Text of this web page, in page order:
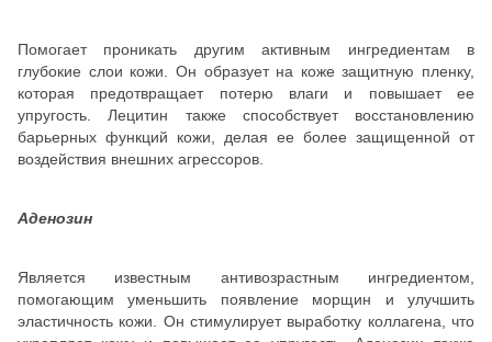
Помогает проникать другим активным ингредиентам в
глубокие слои кожи. Он образует на коже защитную пленку,
которая предотвращает потерю влаги и повышает ее
упругость. Лецитин также способствует восстановлению
барьерных функций кожи, делая ее более защищенной от
воздействия внешних агрессоров.
Аденозин
Является известным антивозрастным ингредиентом,
помогающим уменьшить появление морщин и улучшить
эластичность кожи. Он стимулирует выработку коллагена, что